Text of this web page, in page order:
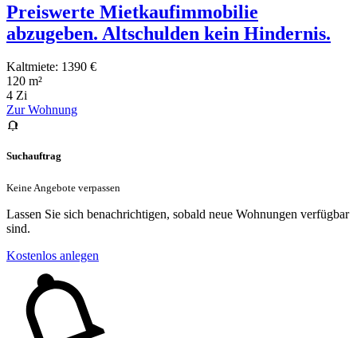
Preiswerte Mietkaufimmobilie
abzugeben. Altschulden kein Hindernis.
Kaltmiete: 1390 €
120 m²
4 Zi
Zur Wohnung
Suchauftrag
Keine Angebote verpassen
Lassen Sie sich benachrichtigen, sobald neue Wohnungen verfügbar
sind.
Kostenlos anlegen